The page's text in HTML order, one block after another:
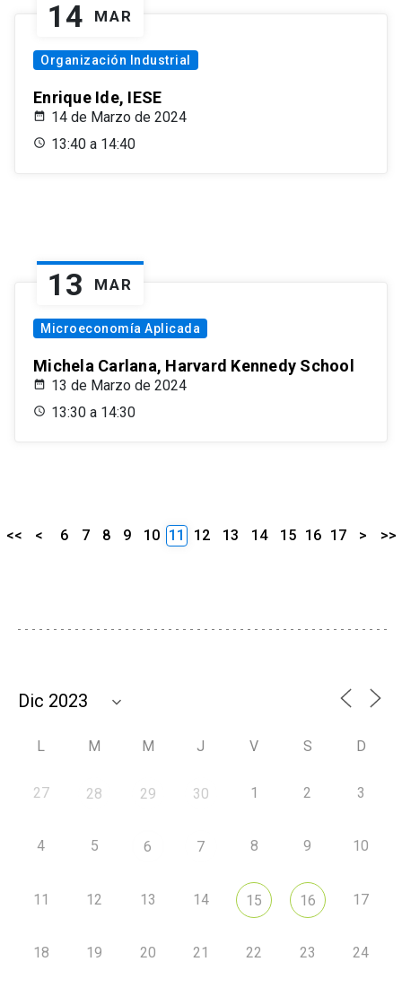
14 MAR
Organización Industrial
Enrique Ide, IESE
14 de Marzo de 2024
13:40 a 14:40
13 MAR
Microeconomía Aplicada
Michela Carlana, Harvard Kennedy School
13 de Marzo de 2024
13:30 a 14:30
<< < 6 7 8 9 10 11 12 13 14 15 16 17 > >>
L M M J V S D
27 28 29 30 1 2 3
4 5 6 7 8 9 10
11 12 13 14 15 16 17
18 19 20 21 22 23 24